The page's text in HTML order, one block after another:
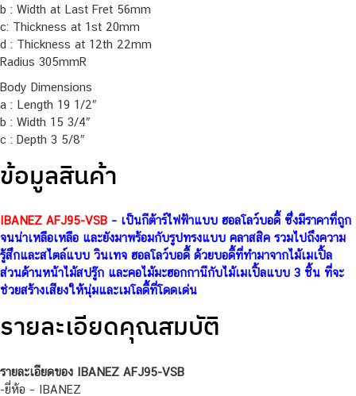
b : Width at Last Fret 56mm
c: Thickness at 1st 20mm
d : Thickness at 12th 22mm
Radius 305mmR
Body Dimensions
a : Length 19 1/2″
b : Width 15 3/4″
c : Depth 3 5/8″
ข้อมูลสินค้า
IBANEZ AFJ95-VSB – เป็นกีต้าร์ไฟฟ้าแบบ ฮอลโลว์บอดี้ ซึ่งมีราคาที่ถูก
จนน่าเหลือเหลือ และยังมาพร้อมกับรูปทรงแบบ คลาสสิค รวมไปถึงความ
รู้สึกและสไตล์แบบ วินเทจ ฮอลโลว์บอดี้ ด้วยบอดี้ที่ทำมาจากไม้เมเปิ้ล
ส่วนด้านหน้าไม้สปรู๊ก และคอไม้มะฮอกกานีกับไม้เมเปิ้ลแบบ 3 ชิ้น ที่จะ
ช่วยสร้างเสียงให้นุ่มและเมโลดี้ที่โดดเด่น
รายละเอียดคุณสมบัติ
รายละเอียดของ IBANEZ AFJ95-VSB
-ยี่ห้อ – IBANEZ